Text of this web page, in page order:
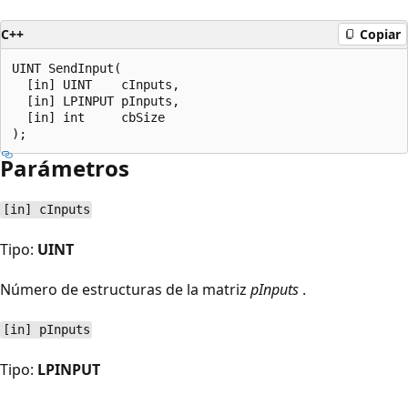
C++ Copiar
UINT SendInput(
  [in] UINT    cInputs,
  [in] LPINPUT pInputs,
  [in] int     cbSize
Parámetros
[in] cInputs
Tipo: UINT
Número de estructuras de la matriz pInputs .
[in] pInputs
Tipo: LPINPUT